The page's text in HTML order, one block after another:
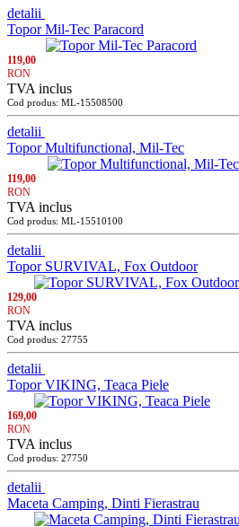
detalii
Topor Mil-Tec Paracord
119,00
RON
TVA inclus
Cod produs: ML-15508500
detalii
Topor Multifunctional, Mil-Tec
119,00
RON
TVA inclus
Cod produs: ML-15510100
detalii
Topor SURVIVAL, Fox Outdoor
129,00
RON
TVA inclus
Cod produs: 27755
detalii
Topor VIKING, Teaca Piele
169,00
RON
TVA inclus
Cod produs: 27750
detalii
Maceta Camping, Dinti Fierastrau